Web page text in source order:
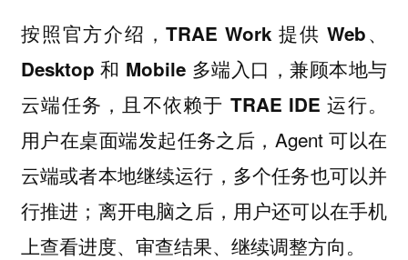
按照官方介绍，TRAE Work 提供 Web、
Desktop 和 Mobile 多端入口，兼顾本地与
云端任务，且不依赖于 TRAE IDE 运行。
用户在桌面端发起任务之后，Agent 可以在
云端或者本地继续运行，多个任务也可以并
行推进；离开电脑之后，用户还可以在手机
上查看进度、审查结果、继续调整方向。